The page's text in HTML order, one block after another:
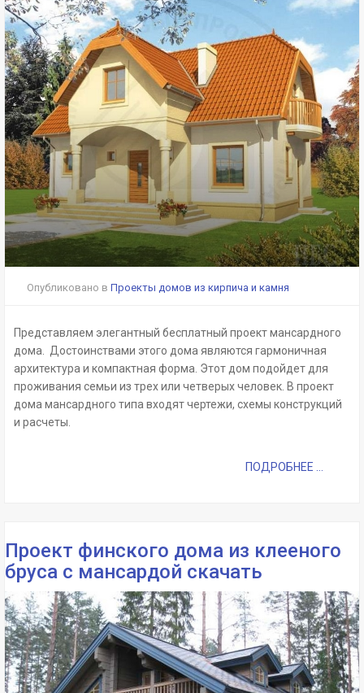
Опубликовано в Проекты домов из кирпича и камня
Представляем элегантный бесплатный проект мансардного
дома. Достоинствами этого дома являются гармоничная
архитектура и компактная форма. Этот дом подойдет для
проживания семьи из трех или четверых человек. В проект
дома мансардного типа входят чертежи, схемы конструкций
и расчеты.
ПОДРОБНЕЕ ...
Проект финского дома из клееного
бруса с мансардой скачать